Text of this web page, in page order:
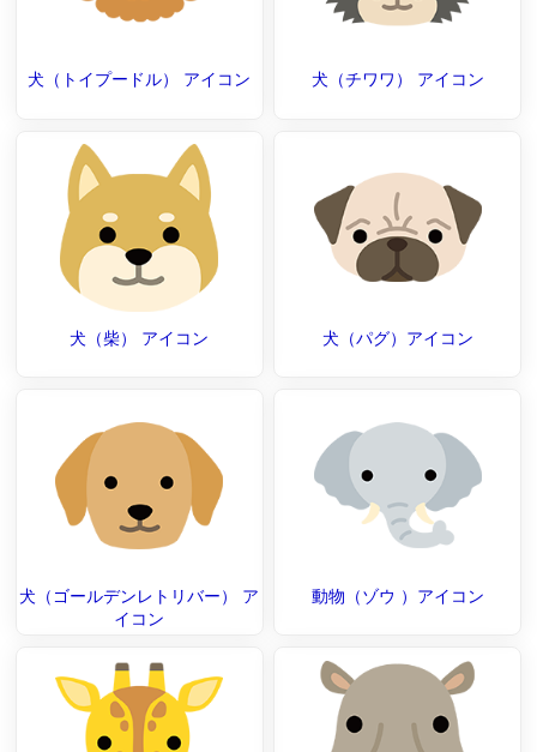
犬（トイプードル） アイコン 犬（チワワ） アイコン
犬（柴） アイコン 犬（パグ）アイコン
犬（ゴールデンレトリバー） ア
イコン
動物（ゾウ ）アイコン